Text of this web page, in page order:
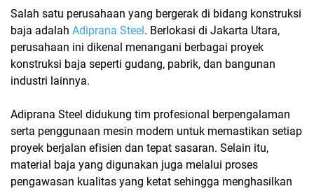
Salah satu perusahaan yang bergerak di bidang konstruksi
baja adalah Adiprana Steel . Berlokasi di Jakarta Utara,
perusahaan ini dikenal menangani berbagai proyek
konstruksi baja seperti gudang, pabrik, dan bangunan
industri lainnya.
Adiprana Steel didukung tim profesional berpengalaman
serta penggunaan mesin modern untuk memastikan setiap
proyek berjalan efisien dan tepat sasaran. Selain itu,
material baja yang digunakan juga melalui proses
pengawasan kualitas yang ketat sehingga menghasilkan